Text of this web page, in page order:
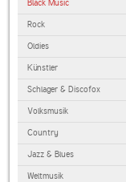
Black Music
Rock
Oldies
Künstler
Schlager & Discofox
Volksmusik
Country
Jazz & Blues
Weltmusik